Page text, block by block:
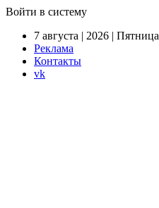
Войти в систему
7 августа | 2026 | Пятница
Реклама
Контакты
vk